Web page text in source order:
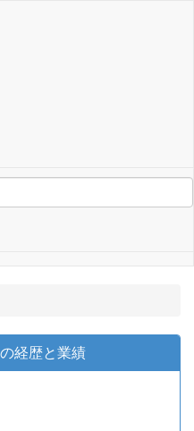
経歴と業績